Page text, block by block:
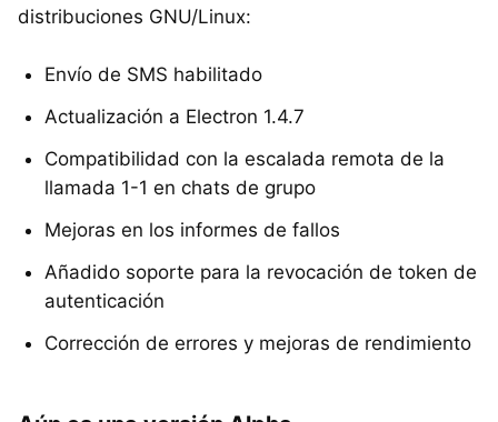
distribuciones GNU/Linux:
Envío de SMS habilitado
Actualización a Electron 1.4.7
Compatibilidad con la escalada remota de la
llamada 1-1 en chats de grupo
Mejoras en los informes de fallos
Añadido soporte para la revocación de token de
autenticación
Corrección de errores y mejoras de rendimiento